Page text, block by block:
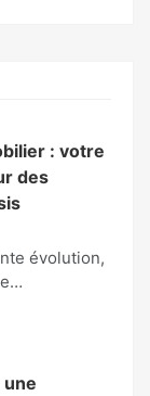
: votre
des
évolution,